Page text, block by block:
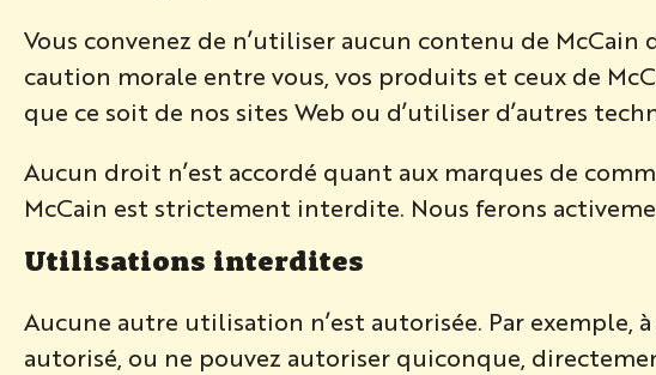
Vous convenez de n’utiliser aucun contenu de
caution morale entre vous, vos produits et ceux de
que ce soit de nos sites Web ou d’utiliser d’autres
Aucun droit n’est accordé quant aux marques de
McCain est strictement interdite. Nous ferons
Utilisations interdites
Aucune autre utilisation n’est autorisée. Par exemple,
autorisé, ou ne pouvez autoriser quiconque,